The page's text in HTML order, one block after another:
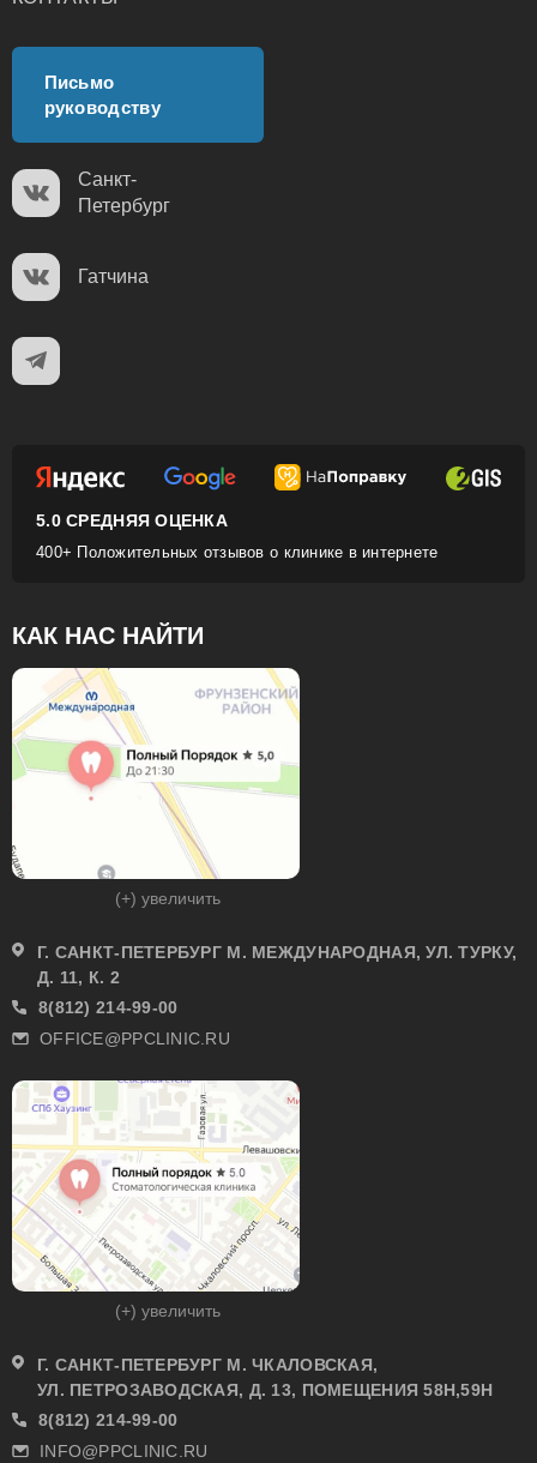
Письмо
руководству
Санкт-
Петербург
Гатчина
5.0 СРЕДНЯЯ ОЦЕНКА
400+ Положительных отзывов о клинике в интернете
КАК НАС НАЙТИ
(+) увеличить
Г. САНКТ-ПЕТЕРБУРГ М. МЕЖДУНАРОДНАЯ, УЛ. ТУРКУ,
Д. 11, К. 2
8(812) 214-99-00
OFFICE@PPCLINIC.RU
(+) увеличить
Г. САНКТ-ПЕТЕРБУРГ М. ЧКАЛОВСКАЯ,
УЛ. ПЕТРОЗАВОДСКАЯ, Д. 13, ПОМЕЩЕНИЯ 58Н,59Н
8(812) 214-99-00
INFO@PPCLINIC.RU